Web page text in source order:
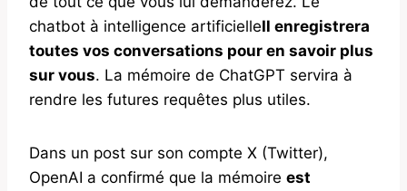
chatbot à intelligence artificielleIl enregistrera
toutes vos conversations pour en savoir plus
sur vous. La mémoire de ChatGPT servira à
rendre les futures requêtes plus utiles.
Dans un post sur son compte X (Twitter),
OpenAI a confirmé que la mémoire est